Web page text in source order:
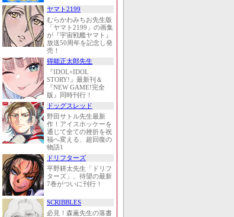
ヤマト2199
むらかわみちお先生版
「ヤマト2199」の画集
が『宇宙戦艦ヤマト』
放送50周年を記念し発
売！
得能正太郎先生
『IDOL×IDOL
STORY!』最新刊＆
『NEW GAME!完全
版』同時刊行！
ドッグスレッド
野田サトル先生最新
作！アイスホッケーを
通じて全ての挫折を祝
福へ変える、超回復の
物語1
ドリフターズ
平野耕太先生「ドリフ
ターズ」、待望の最新
7巻がついに刊行！
SCRIBBLES
必見！森薫先生の落書